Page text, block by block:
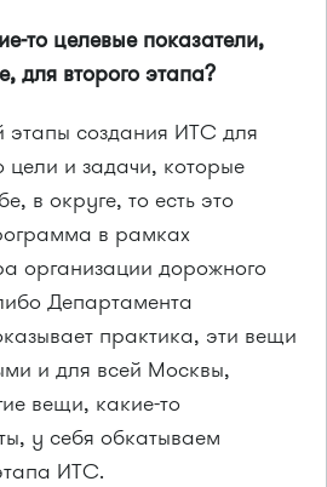
то целевые показатели,
для второго этапа?
создания ИТС для
и задачи, которые
в округе, то есть это
в рамках
организации дорожного
Департамента
практика, эти вещи
и для всей Москвы,
вещи, какие-то
у себя обкатываем
ИТС.